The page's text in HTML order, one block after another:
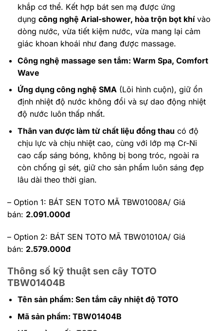
khắp cơ thể. Kết hợp bát sen mạ được ứng
dụng công nghệ Arial-shower, hòa trộn bọt khívào
dòng nước, vừa tiết kiệm nước, vừa mang lại cảm
giác khoan khoái như đang được massage.
Công nghệ massage sen tắm: Warm Spa, Comfort
Wave
Ứng dụng công nghệ SMA(Lõi hình cuộn), giữ ổn
định nhiệt độ nước không đổi và sự dao động nhiệt
độ nước luôn thấp nhất.
Thân van được làm từ chất liệu đồng thau có độ
chịu lực và chịu nhiệt cao, cùng với lớp mạ Cr-Ni
cao cấp sáng bóng, không bị bong tróc, ngoài ra
còn chống gỉ sét, giữ cho sản phẩm luôn sáng đẹp
lâu dài theo thời gian.
– Option 1: BÁT SEN TOTO MÃ TBW01008A/ Giá
bán: 2.091.000đ
– Option 2: BÁT SEN TOTO MÃ TBW01010A/ Giá
bán: 2.579.000đ
Thông số kỹ thuật sen cây TOTO
TBW01404B
Tên sản phẩm: Sen tắm cây nhiệt độ TOTO
Mã sản phẩm: TBW01404B